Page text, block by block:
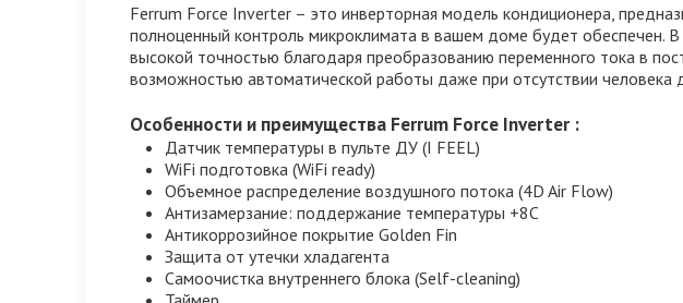
Ferrum Force Inverter – это инверторная модель кондиционера,
полноценный контроль микроклимата в вашем доме будет обеспечен.
высокой точностью благодаря преобразованию переменного тока в
возможностью автоматической работы даже при отсутствии
Особенности и преимущества Ferrum Force Inverter :
Датчик температуры в пульте ДУ (I FEEL)
WiFi подготовка (WiFi ready)
Объемное распределение воздушного потока (4D Air Flow)
Антизамерзание: поддержание температуры +8С
Антикоррозийное покрытие Golden Fin
Защита от утечки хладагента
Самоочистка внутреннего блока (Self-cleaning)